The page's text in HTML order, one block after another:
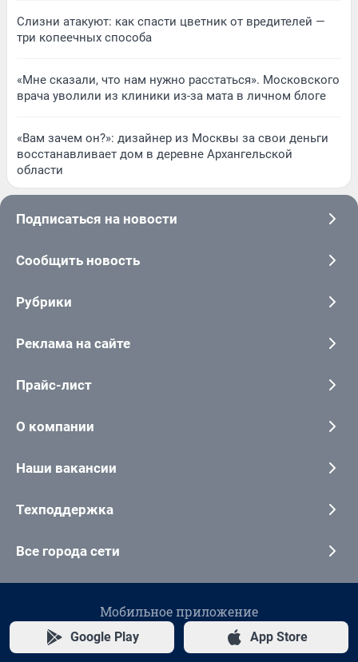
Слизни атакуют: как спасти цветник от вредителей —
три копеечных способа
«Мне сказали, что нам нужно расстаться». Московского
врача уволили из клиники из-за мата в личном блоге
«Вам зачем он?»: дизайнер из Москвы за свои деньги
восстанавливает дом в деревне Архангельской
области
Подписаться на новости
Сообщить новость
Рубрики
Реклама на сайте
Прайс-лист
О компании
Наши вакансии
Техподдержка
Все города сети
Мобильное приложение
Google Play App Store